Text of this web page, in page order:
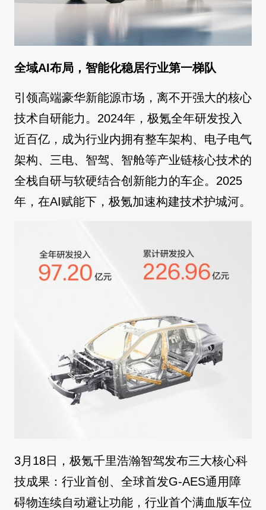
全域AI布局，智能化稳居行业第一梯队
引领高端豪华新能源市场，离不开强大的核心
技术自研能力。2024年，极氪全年研发投入
近百亿，成为行业内拥有整车架构、电子电气
架构、三电、智驾、智舱等产业链核心技术的
全栈自研与软硬结合创新能力的车企。2025
年，在AI赋能下，极氪加速构建技术护城河。
3月18日，极氪千里浩瀚智驾发布三大核心科
技成果：行业首创、全球首发G-AES通用障
碍物连续自动避让功能，行业首个满血版车位